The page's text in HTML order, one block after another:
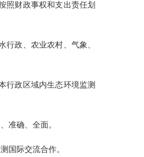
财政事权和支出责任划
政、农业农村、气象、
行政区域内生态环境监测
准确、全面。
国际交流合作。